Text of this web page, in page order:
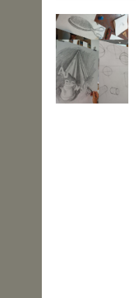
ENSEIGNEMENT
INTERNATIONAL